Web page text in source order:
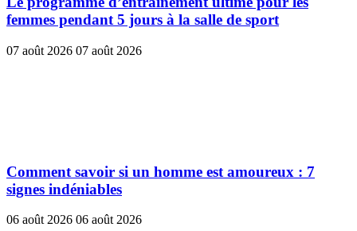
femmes pendant 5 jours à la salle de sport
07 août 2026 07 août 2026
Comment savoir si un homme est amoureux : 7
signes indéniables
06 août 2026 06 août 2026